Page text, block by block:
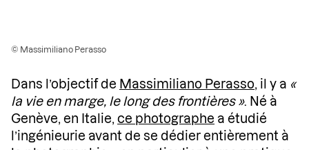
© Massimiliano Perasso
Dans l’objectif de Massimiliano Perasso, il y a «
la vie en marge, le long des frontières ». Né à
Genève, en Italie, ce photographe a étudié
l’ingénieurie avant de se dédier entièrement à